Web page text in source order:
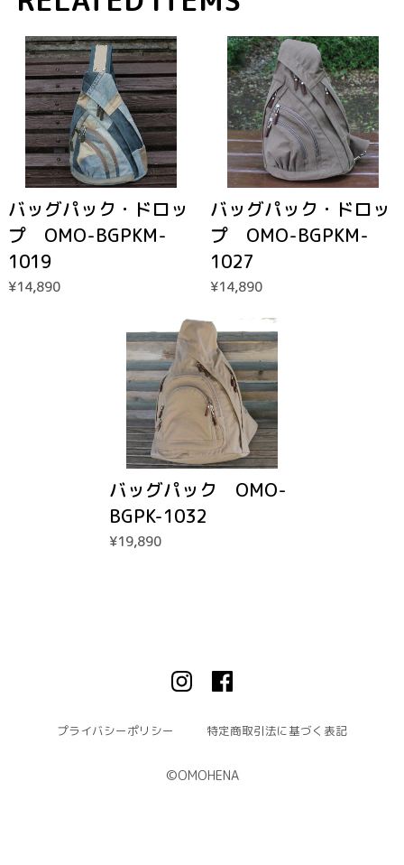
バッグパック・ドロッ
プ OMO-BGPKM-
1019
¥14,890
バッグパック・ドロッ
プ OMO-BGPKM-
1027
¥14,890
バッグパック OMO-
BGPK-1032
¥19,890
プライバシーポリシー 特定商取引法に基づく表記
©︎OMOHENA